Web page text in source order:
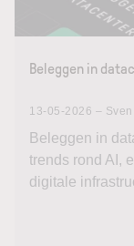
Beleggen in
13-05-2026 –
Beleggen in
trends rond AI,
digitale